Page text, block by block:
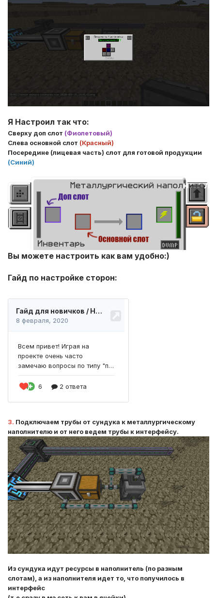
Я Настроил так что:
Сверху доп слот (Фиолетовый)
Слева основной слот (Красный)
Посередине (лицевая часть) слот для готовой продукции
(Синий)
Вы можете настроить как вам удобно:)
Гайд по настройке сторон:
3. Подключаем трубы от сундука к металлургическому
наполнителю и от него ведем трубы к интерфейсу.
Из сундука идут ресурсы в наполнитель (по разным
слотам), а из наполнителя идет то, что получилось в
интерфейс